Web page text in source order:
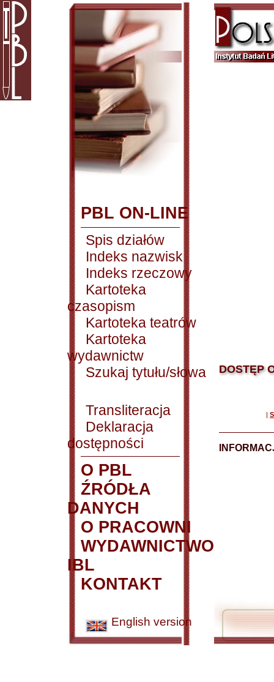
PBL ON-LINE
Spis działów
Indeks nazwisk
Indeks rzeczowy
Kartoteka
czasopism
Kartoteka teatrów
Kartoteka
wydawnictw
Szukaj tytułu/słowa
Transliteracja
Deklaracja
dostępności
O PBL
ŹRÓDŁA
DANYCH
O PRACOWNI
WYDAWNICTWO
IBL
KONTAKT
English version
DOSTĘP
|